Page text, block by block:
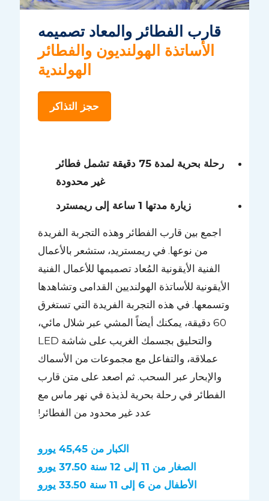
قارب الفطائر والمعاد تصميمه
الأساتذة الهولنديون والفطائر
الهولندية
حجز التذاكر
رحلة بحرية لمدة 75 دقيقة تشمل فطائر
غير محدودة
زيارة مدتها 1 ساعة إلى ريمسترد
اجمع بين قارب الفطائر وهذه التجربة الفريدة
من نوعها. في ريمستريد، ستشعر بالأعمال
الفنية الأيقونية المُعاد تصميمها للأعمال الفنية
الأيقونية للأساتذة الهولنديين القدامى وتشاهدها
وتسمعها. في هذه التجربة الفريدة التي تستغرق
60 دقيقة، يمكنك أيضاً المشي عبر شلال مائي،
والتحليق بجسمك الغريب على شاشة LED
عملاقة، والتفاعل مع مجموعات من الأسماك
والإبحار عبر السحب. ثم اصعد على متن قارب
الفطائر في رحلة بحرية لذيذة في نهر ماس مع
عدد غير محدود من الفطائر!
الكبار من 45,45 يورو
الصغار من 11 إلى 12 سنة 37.50 يورو
الأطفال من 6 إلى 11 سنة 33.50 يورو